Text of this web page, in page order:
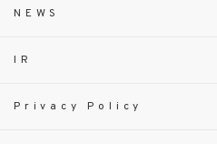
NEWS
IR
Privacy Policy